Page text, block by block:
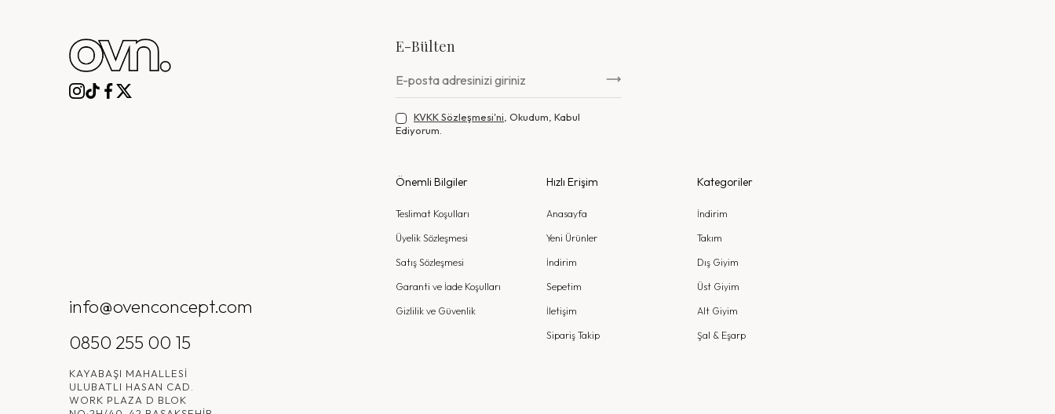
info@ovenconcept.com
0850 255 00 15
KAYABAŞI MAHALLESI
ULUBATLI HASAN CAD.
WORK PLAZA D BLOK
E-Bülten
KVKK Sözleşmesi'ni , Okudum, Kabul
Ediyorum.
Önemli Bilgiler
Teslimat Koşulları
Üyelik Sözleşmesi
Satış Sözleşmesi
Garanti ve İade Koşulları
Gizlilik ve Güvenlik
Hızlı Erişim
Anasayfa
Yeni Ürünler
İndirim
Sepetim
İletişim
Sipariş Takip
Kategoriler
İndirim
Takım
Dış Giyim
Üst Giyim
Alt Giyim
Şal & Eşarp